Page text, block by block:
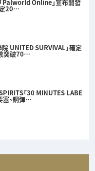
Palworld Online」宣布開發
定20…
UNITED SURVIVAL」確定
突破70…
「30 MINUTES LABE
塞、鋼彈…